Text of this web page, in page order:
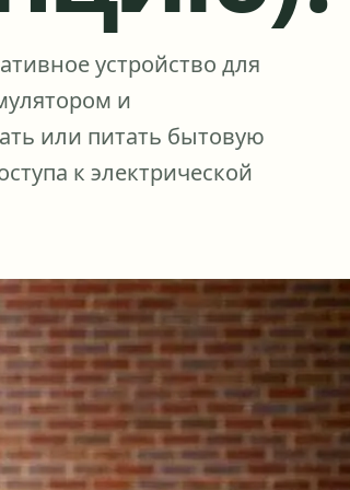
устройство для
и
или питать бытовую
к электрической